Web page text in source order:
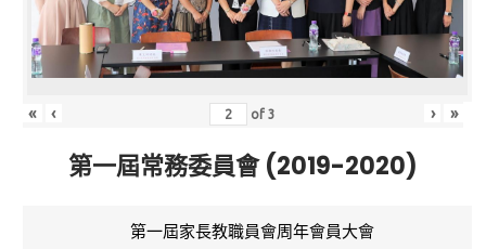
« ‹ of3 › »
第一屆常務委員會 (2019-2020)
第一屆家長教職員會周年會員大會